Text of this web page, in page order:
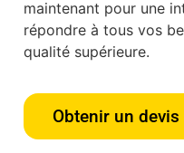
maintenant pour une
répondre à tous vos
qualité supérieure.
Obtenir un